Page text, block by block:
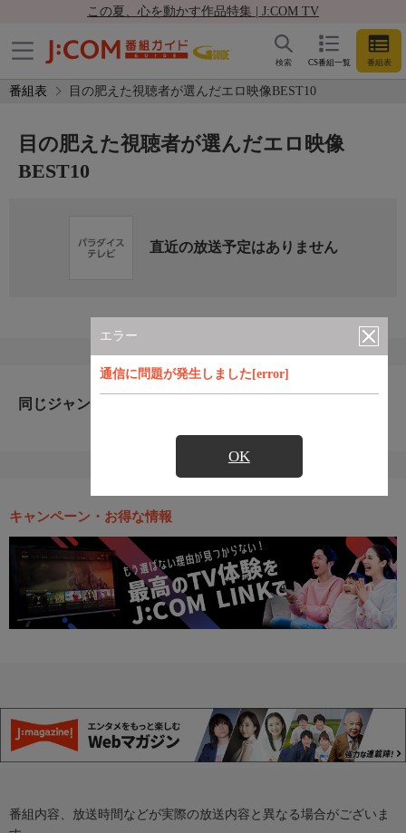
この夏、心を動かす作品特集 | J:COM TV
CS番組一覧 番組表
検索
番組表 目の肥えた視聴者が選んだエロ映像BEST10
エラー
通信に問題が発生しました[error]
OK
目の肥えた視聴者が選んだエロ映像
BEST10
直近の放送予定はありません
同じジャンルのおすすめ番組
キャンペーン・お得な情報
番組内容、放送時間などが実際の放送内容と異なる場合がございま